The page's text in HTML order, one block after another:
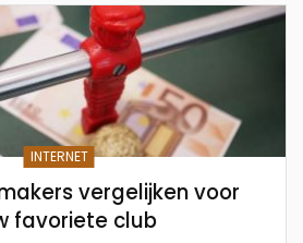
INTERNET
vergelijken voor
favoriete club